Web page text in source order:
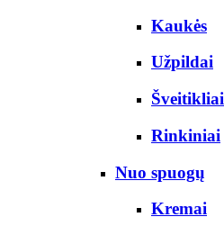
Kaukės
Užpildai
Šveitikliai
Rinkiniai
Nuo spuogų
Kremai